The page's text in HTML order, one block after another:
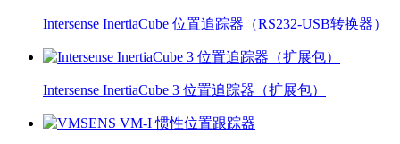
Intersense InertiaCube 位置追踪器（RS232-USB转换器）
Intersense InertiaCube 3 位置追踪器（扩展包）